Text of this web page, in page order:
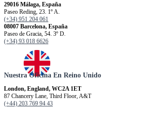
29016 Málaga, España
Paseo Reding, 23. 1º A.
(+34) 951 204 061
08007 Barcelona, España
Paseo de Gracia, 54. 3º D.
(+34) 93 018 6626
Nuestra Oficina En Reino Unido
London, England, WC2A 1ET
87 Chancery Lane, Third Floor, A&T
(+44) 203 769 94 43